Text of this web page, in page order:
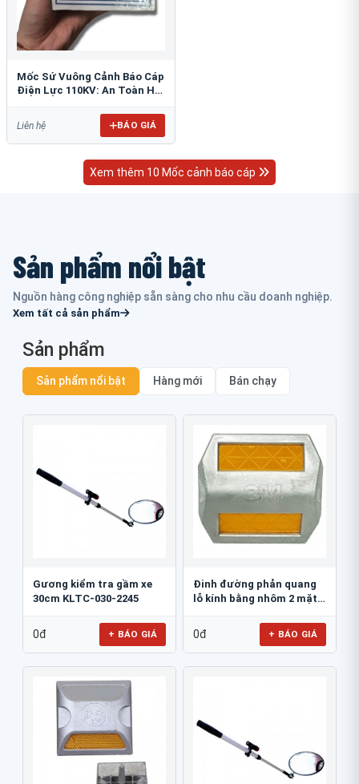
Mốc Sứ Vuông Cảnh Báo Cáp
Điện Lực 110KV: An Toàn Hệ
Liên hệ BÁO GIÁ
Xem thêm 10 Mốc cảnh báo cáp
Sản phẩm nổi bật
Nguồn hàng công nghiệp sẵn sàng cho nhu cầu doanh nghiệp.
Xem tất cả sản phẩm
Sản phẩm
Sản phẩm nổi bật Hàng mới Bán chạy
Gương kiểm tra gầm xe
30cm KLTC-030-2245
0đ + BÁO GIÁ
Đinh đường phản quang
lỗ kính bằng nhôm 2 mặt
0đ + BÁO GIÁ